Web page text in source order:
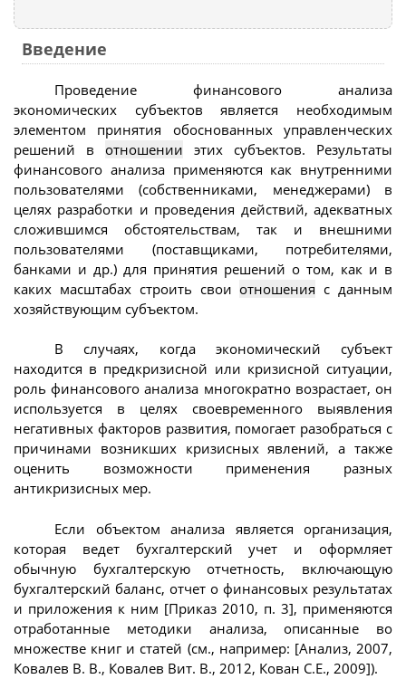
Введение
Проведение финансового анализа
экономических субъектов является необходимым
элементом принятия обоснованных управленческих
решений в отношении этих субъектов. Результаты
финансового анализа применяются как внутренними
пользователями (собственниками, менеджерами) в
целях разработки и проведения действий, адекватных
сложившимся обстоятельствам, так и внешними
пользователями (поставщиками, потребителями,
банками и др.) для принятия решений о том, как и в
каких масштабах строить своиотношения с данным
хозяйствующим субъектом.
В случаях, когда экономический субъект
находится в предкризисной или кризисной ситуации,
роль финансового анализа многократно возрастает, он
используется в целях своевременного выявления
негативных факторов развития, помогает разобраться с
причинами возникших кризисных явлений, а также
оценить возможности применения разных
антикризисных мер.
Если объектом анализа является организация,
которая ведет бухгалтерский учет и оформляет
обычную бухгалтерскую отчетность, включающую
бухгалтерский баланс, отчет о финансовых результатах
и приложения к ним [Приказ 2010, п. 3], применяются
отработанные методики анализа, описанные во
множестве книг и статей (см., например: [Анализ, 2007,
Ковалев В. В., Ковалев Вит. В., 2012, Кован С.Е., 2009]).